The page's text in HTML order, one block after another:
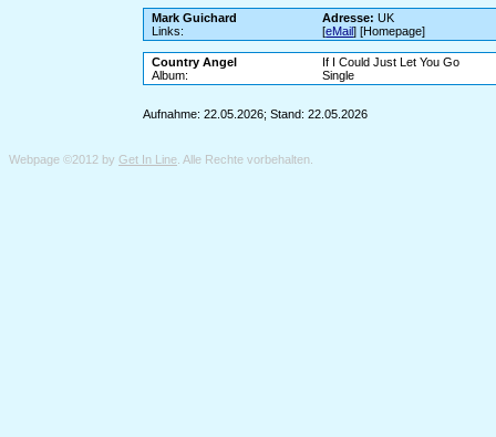
Mark Guichard Adresse: UK
Links:
[eMail] [Homepage]
Country Angel
If I Could Just Let You Go
Album:
Single
Aufnahme: 22.05.2026; Stand: 22.05.2026
Webpage ©2012 by Get In Line . Alle Rechte vorbehalten.